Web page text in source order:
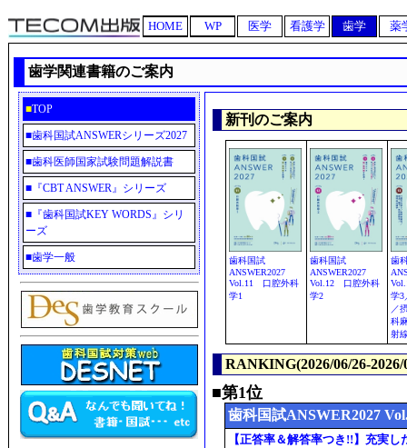
HOME WP 医学 看護学 歯学 薬
歯学関連書籍のご案内
■TOP
■歯科国試ANSWERシリーズ2027
■歯科医師国家試験問題解説書
■ 『CBT ANSWER』シリーズ
■ 『歯科国試KEY WORDS』シリ
ーズ
■歯学一般
新刊のご案内
歯科国試
ANSWER2027
Vol.11 口腔外科
学1
歯科国試
ANSWER2027
Vol.12 口腔外科
学2
歯
学3
／
科
射
RANKING(2026/06/26-2026/
■第1位
歯科国試ANSWER2027
【正答率＆解答率つき!!】充実